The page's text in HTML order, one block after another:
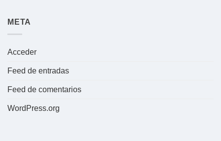
META
Acceder
Feed de entradas
Feed de comentarios
WordPress.org